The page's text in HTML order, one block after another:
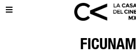
FICUNAM